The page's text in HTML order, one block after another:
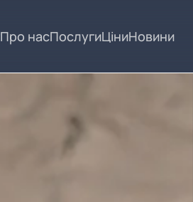
Про насПослугиЦіниНовини